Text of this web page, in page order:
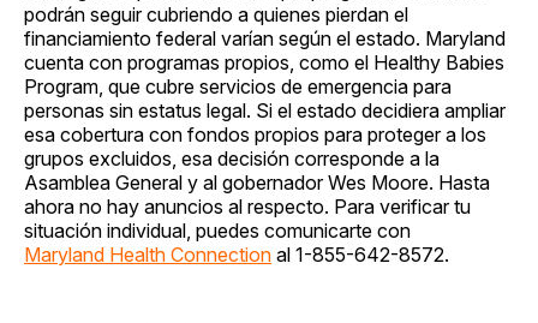
podrán seguir cubriendo a quienes pierdan el
financiamiento federal varían según el estado. Maryland
cuenta con programas propios, como el Healthy Babies
Program, que cubre servicios de emergencia para
personas sin estatus legal. Si el estado decidiera ampliar
esa cobertura con fondos propios para proteger a los
grupos excluidos, esa decisión corresponde a la
Asamblea General y al gobernador Wes Moore. Hasta
ahora no hay anuncios al respecto. Para verificar tu
situación individual, puedes comunicarte con
Maryland Health Connection al 1-855-642-8572.